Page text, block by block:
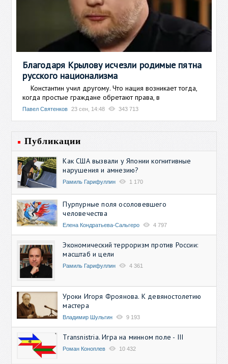
Благодаря Крылову исчезли родимые пятна
русского национализма
Константин учил другому. Что нация возникает тогда,
когда простые граждане обретают права, в
Павел Святенков 23 сен, 14:48 343 713
Публикации
Как США вызвали у Японии когнитивные
нарушения и амнезию?
Рамиль Гарифуллин 1 170
Пурпурные поля осоловевшего
человечества
Елена Кондратьева-Сальгеро 4 797
Экономический терроризм против России:
масштаб и цели
Рамиль Гарифуллин 4 361
Уроки Игоря Фроянова. К девяностолетию
мастера
Владимир Шульгин 9 193
Transnistria. Игра на минном поле - III
Роман Коноплев 10 432